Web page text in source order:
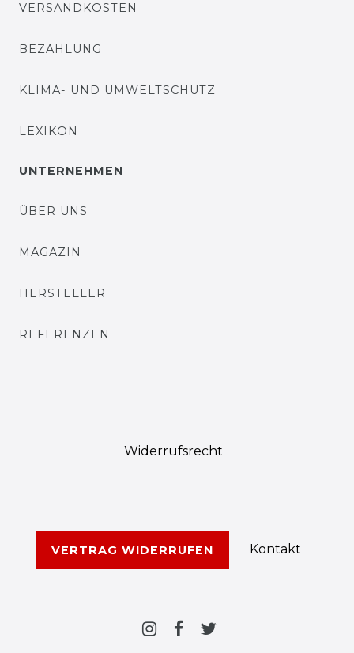
VERSANDKOSTEN
BEZAHLUNG
KLIMA- UND UMWELTSCHUTZ
LEXIKON
UNTERNEHMEN
ÜBER UNS
MAGAZIN
HERSTELLER
REFERENZEN
Widerrufs­recht
VERTRAG WIDERRUFEN Kontakt